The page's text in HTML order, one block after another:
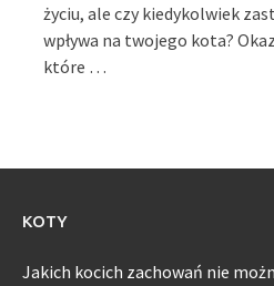
życiu, ale czy kiedykolwiek
wpływa na twojego kota?
które …
KOTY
Jakich kocich zachowań nie